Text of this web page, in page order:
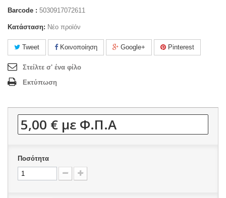
Barcode : 5030917072611
Κατάσταση: Νέο προϊόν
Tweet Κοινοποίηση Google+ Pinterest
Στείλτε σ' ένα φίλο
Εκτύπωση
5,00 € με Φ.Π.Α
Ποσότητα